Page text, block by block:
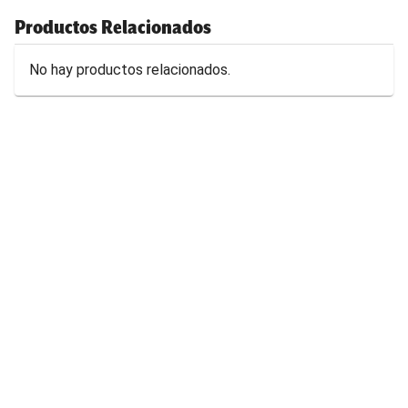
Productos Relacionados
No hay productos relacionados.